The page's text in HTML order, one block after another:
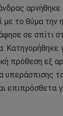
αρνήθηκε
με το θύμα την
σε σπίτι
Κατηγορήθηκε
πρόθεση εξ
υπεράσπισης
επιπρόσθετα